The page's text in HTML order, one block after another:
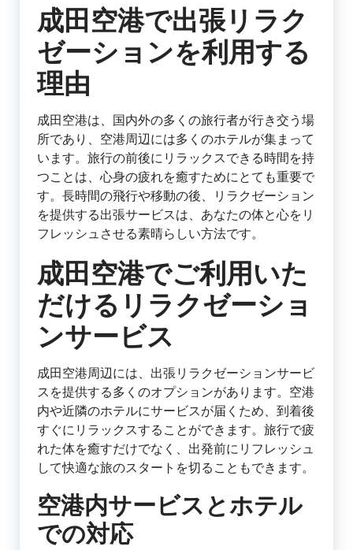
成田空港で出張リラク
ゼーションを利用する
理由
成田空港は、国内外の多くの旅行者が行き交う場
所であり、空港周辺には多くのホテルが集まって
います。旅行の前後にリラックスできる時間を持
つことは、心身の疲れを癒すためにとても重要で
す。長時間の飛行や移動の後、リラクゼーション
を提供する出張サービスは、あなたの体と心をリ
フレッシュさせる素晴らしい方法です。
成田空港でご利用いた
だけるリラクゼーショ
ンサービス
成田空港周辺には、出張リラクゼーションサービ
スを提供する多くのオプションがあります。空港
内や近隣のホテルにサービスが届くため、到着後
すぐにリラックスすることができます。旅行で疲
れた体を癒すだけでなく、出発前にリフレッシュ
して快適な旅のスタートを切ることもできます。
空港内サービスとホテル
での対応